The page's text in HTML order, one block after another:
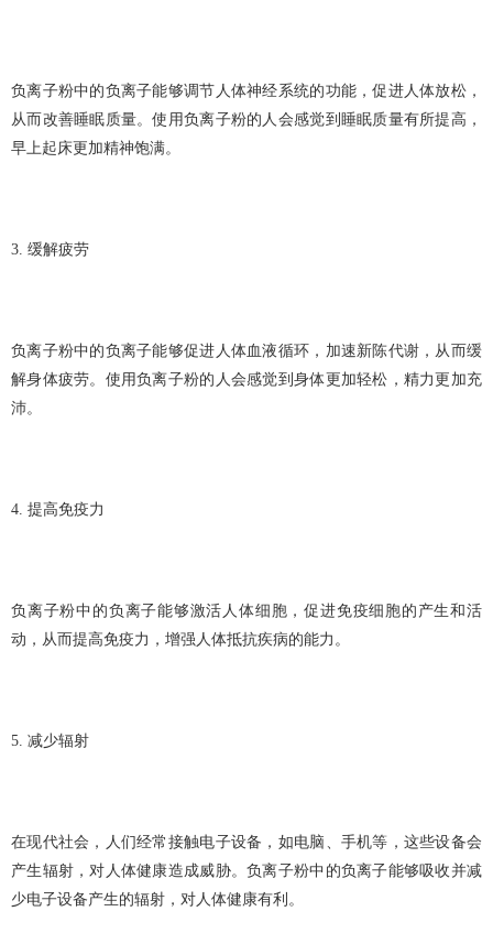
负离子粉中的负离子能够调节人体神经系统的功能，促进人体放松，
从而改善睡眠质量。使用负离子粉的人会感觉到睡眠质量有所提高，
早上起床更加精神饱满。
3. 缓解疲劳
负离子粉中的负离子能够促进人体血液循环，加速新陈代谢，从而缓
解身体疲劳。使用负离子粉的人会感觉到身体更加轻松，精力更加充
沛。
4. 提高免疫力
负离子粉中的负离子能够激活人体细胞，促进免疫细胞的产生和活
动，从而提高免疫力，增强人体抵抗疾病的能力。
5. 减少辐射
在现代社会，人们经常接触电子设备，如电脑、手机等，这些设备会
产生辐射，对人体健康造成威胁。负离子粉中的负离子能够吸收并减
少电子设备产生的辐射，对人体健康有利。